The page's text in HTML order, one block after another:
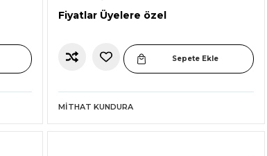
Fiyatlar Üyelere özel
Sepete Ekle
MITHAT KUNDURA